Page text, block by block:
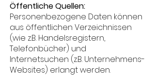
Öffentliche Quellen:
Personenbezogene Daten können
aus öffentlichen Verzeichnissen
(wie z.B. Handelsregistern,
Telefonbücher) und
Internetsuchen (z.B. Unternehmens-
Websites) erlangt werden.